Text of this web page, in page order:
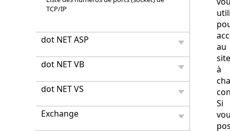
TCP/IP
dot NET ASP
dot NET VB
dot NET VS
Exchange
au
site
à
Si